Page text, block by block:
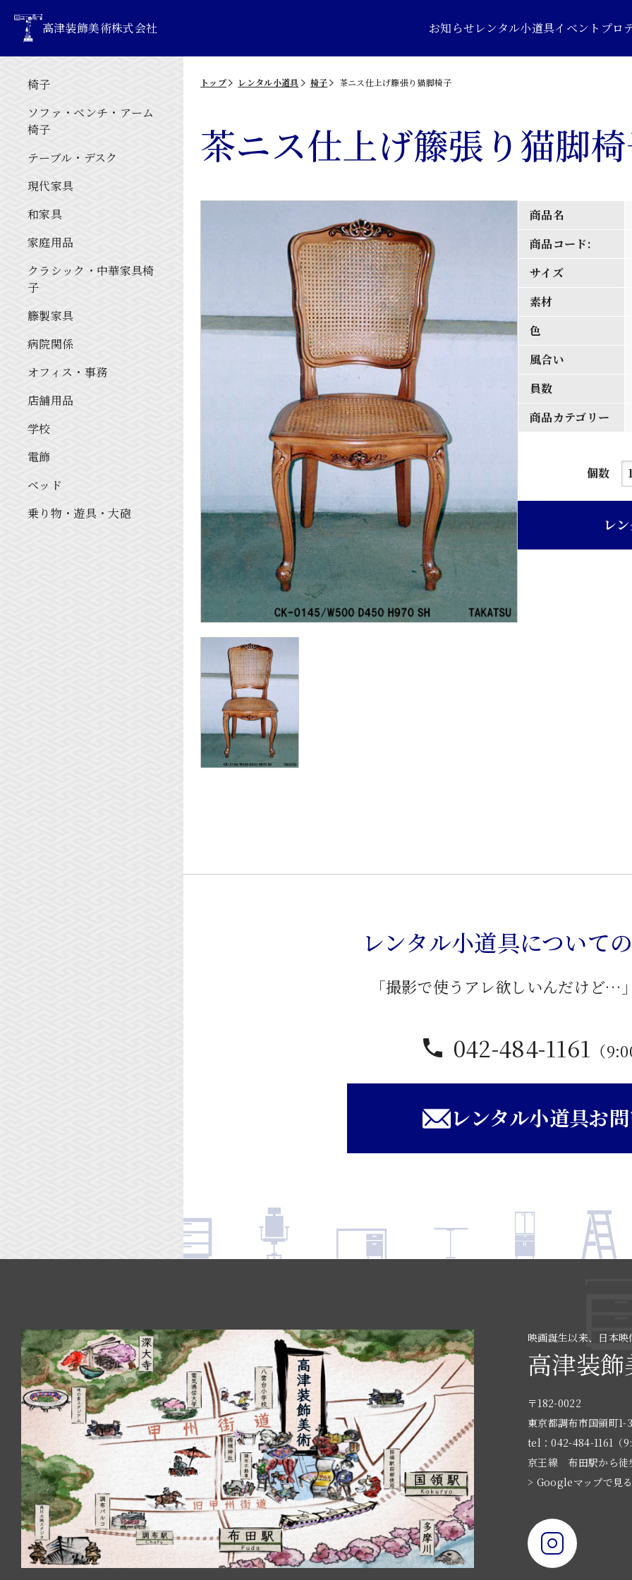
高津装飾美術株式会社 お知らせレンタル小道具イベントプロ
椅子
ソファ・ベンチ・アーム
椅子
テーブル・デスク
現代家具
和家具
家庭用品
クラシック・中華家具椅
子
籐製家具
病院関係
オフィス・事務
店舗用品
学校
電飾
ベッド
乗り物・遊具・大砲
トップ レンタル小道具 椅子 茶ニス仕上げ籐張り猫脚椅子
茶ニス仕上げ籐張り猫脚
商品名
商品コード:
サイズ
素材
色
風合い
員数
商品カテゴリー
個数
茶
レ
レンタル小道具について
「撮影で使うアレ欲しいんだけど…
042-484-1161 （
レンタル小道具お
映画誕生以来、日本
高津装
〒182-0022
東京都調布市国領町1-
tel：042-484-1161（
京王線 布田駅から徒
> Googleマップで見る